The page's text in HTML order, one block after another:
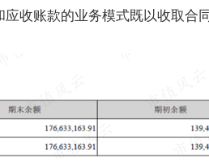
收账款的业务模式既以收取合